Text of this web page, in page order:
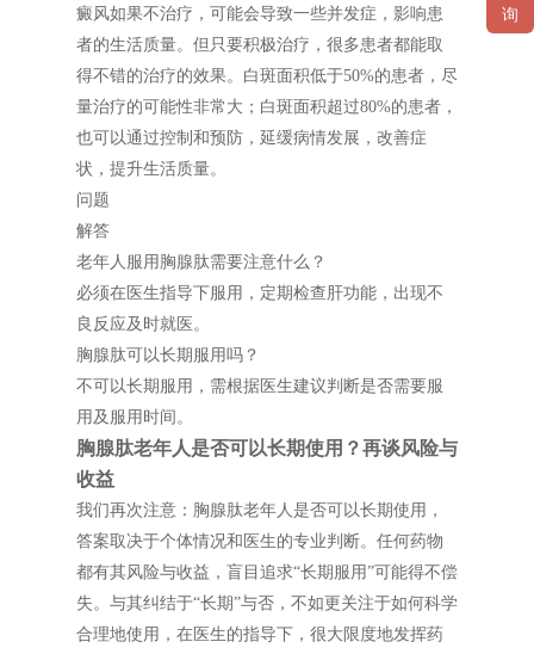
癜风如果不治疗，可能会导致一些并发症，影响患
者的生活质量。但只要积极治疗，很多患者都能取
得不错的治疗的效果。白斑面积低于50%的患者，尽
量治疗的可能性非常大；白斑面积超过80%的患者，
也可以通过控制和预防，延缓病情发展，改善症
状，提升生活质量。
问题
解答
老年人服用胸腺肽需要注意什么？
必须在医生指导下服用，定期检查肝功能，出现不
良反应及时就医。
胸腺肽可以长期服用吗？
不可以长期服用，需根据医生建议判断是否需要服
用及服用时间。
胸腺肽老年人是否可以长期使用？再谈风险与
收益
我们再次注意：胸腺肽老年人是否可以长期使用，
答案取决于个体情况和医生的专业判断。任何药物
都有其风险与收益，盲目追求“长期服用”可能得不偿
失。与其纠结于“长期”与否，不如更关注于如何科学
合理地使用，在医生的指导下，很大限度地发挥药
询